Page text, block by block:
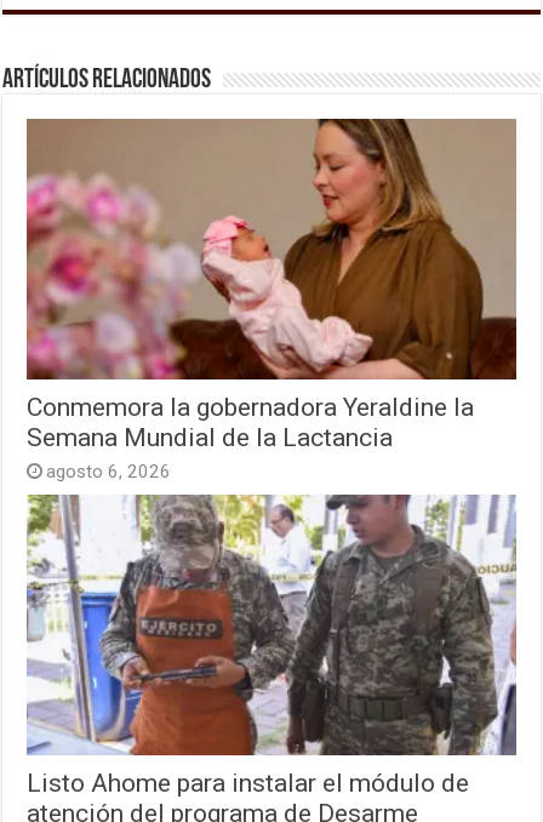
Artículos relacionados
Conmemora la gobernadora Yeraldine la
Semana Mundial de la Lactancia
agosto 6, 2026
Listo Ahome para instalar el módulo de
atención del programa de Desarme